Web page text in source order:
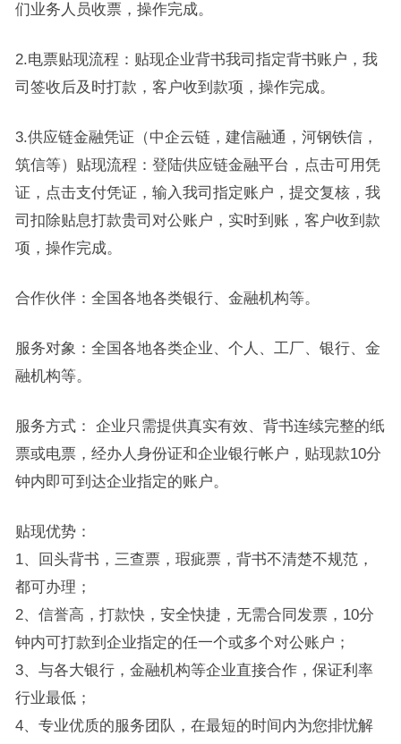
们业务人员收票，操作完成。
2.电票贴现流程：贴现企业背书我司指定背书账户，我
司签收后及时打款，客户收到款项，操作完成。
3.供应链金融凭证（中企云链，建信融通，河钢铁信，
筑信等）贴现流程：登陆供应链金融平台，点击可用凭
证，点击支付凭证，输入我司指定账户，提交复核，我
司扣除贴息打款贵司对公账户，实时到账，客户收到款
项，操作完成。
合作伙伴：全国各地各类银行、金融机构等。
服务对象：全国各地各类企业、个人、工厂、银行、金
融机构等。
服务方式： 企业只需提供真实有效、背书连续完整的纸
票或电票，经办人身份证和企业银行帐户，贴现款10分
钟内即可到达企业指定的账户。
贴现优势：
1、回头背书，三查票，瑕疵票，背书不清楚不规范，
都可办理；
2、信誉高，打款快，安全快捷，无需合同发票，10分
钟内可打款到企业指定的任一个或多个对公账户；
3、与各大银行，金融机构等企业直接合作，保证利率
行业最低；
4、专业优质的服务团队，在最短的时间内为您排忧解